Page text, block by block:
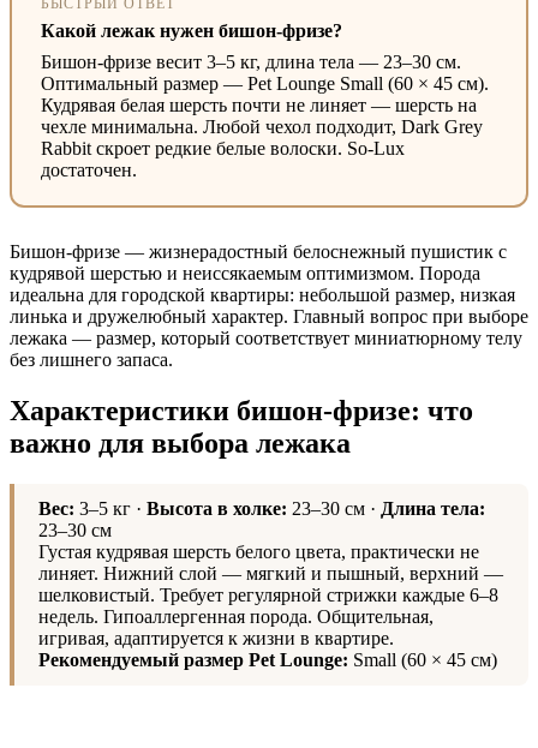
Какой лежак нужен бишон-фризе?
Бишон-фризе весит 3–5 кг, длина тела — 23–30 см.
Оптимальный размер — Pet Lounge Small (60 × 45 см).
Кудрявая белая шерсть почти не линяет — шерсть на
чехле минимальна. Любой чехол подходит, Dark Grey
Rabbit скроет редкие белые волоски. So-Lux
достаточен.
Бишон-фризе — жизнерадостный белоснежный пушистик с
кудрявой шерстью и неиссякаемым оптимизмом. Порода
идеальна для городской квартиры: небольшой размер, низкая
линька и дружелюбный характер. Главный вопрос при выборе
лежака — размер, который соответствует миниатюрному телу
без лишнего запаса.
Характеристики бишон-фризе: что
важно для выбора лежака
Вес: 3–5 кг · Высота в холке: 23–30 см · Длина тела:
23–30 см
Густая кудрявая шерсть белого цвета, практически не
линяет. Нижний слой — мягкий и пышный, верхний —
шелковистый. Требует регулярной стрижки каждые 6–8
недель. Гипоаллергенная порода. Общительная,
игривая, адаптируется к жизни в квартире.
Рекомендуемый размер Pet Lounge: Small (60 × 45 см)